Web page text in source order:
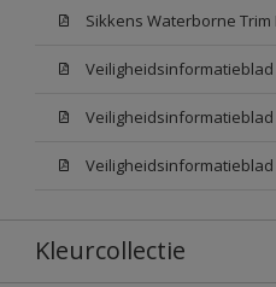
Kleurcollectie